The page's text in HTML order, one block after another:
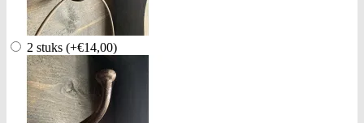
2 stuks (+€14,00)